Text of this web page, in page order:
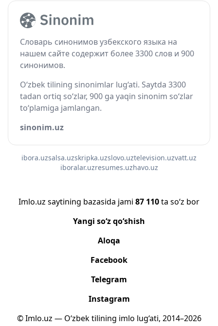
Словарь синонимов узбекского языка на
нашем сайте содержит более 3300 слов и 900
синонимов.
O‘zbek tilining sinonimlar lug‘ati. Saytda 3300
tadan ortiq so‘zlar, 900 ga yaqin sinonim so‘zlar
to‘plamiga jamlangan.
sinonim.uz
ibora.uzsalsa.uzskripka.uzslovo.uztelevision.uzvatt.uz
iboralar.uzresumes.uzhavo.uz
Imlo.uz saytining bazasida jami 87 110ta so‘z bor
Yangi so‘z qo‘shish
Aloqa
Facebook
Telegram
Instagram
© Imlo.uz — O‘zbek tilining imlo lug‘ati, 2014–2026